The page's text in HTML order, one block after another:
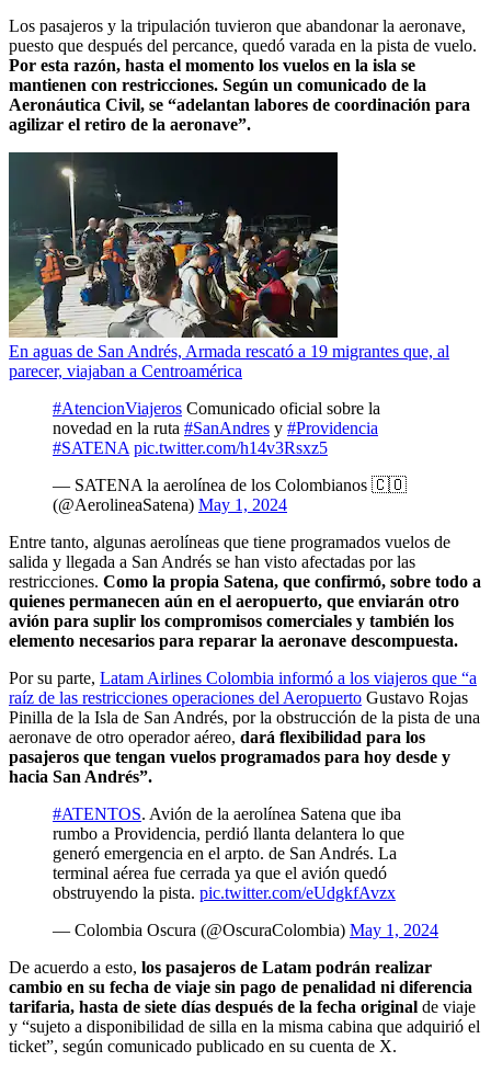
Los pasajeros y la tripulación tuvieron que abandonar la aeronave,
puesto que después del percance, quedó varada en la pista de vuelo.
Por esta razón, hasta el momento los vuelos en la isla se
mantienen con restricciones. Según un comunicado de la
Aeronáutica Civil, se “adelantan labores de coordinación para
agilizar el retiro de la aeronave”.
En aguas de San Andrés, Armada rescató a 19 migrantes que, al
parecer, viajaban a Centroamérica
#AtencionViajeros Comunicado oficial sobre la
novedad en la ruta #SanAndres y #Providencia
#SATENA pic.twitter.com/h14v3Rsxz5
— SATENA la aerolínea de los Colombianos 🇨🇴
(@AerolineaSatena) May 1, 2024
Entre tanto, algunas aerolíneas que tiene programados vuelos de
salida y llegada a San Andrés se han visto afectadas por las
restricciones. Como la propia Satena, que confirmó, sobre todo a
quienes permanecen aún en el aeropuerto, que enviarán otro
avión para suplir los compromisos comerciales y también los
elemento necesarios para reparar la aeronave descompuesta.
Por su parte, Latam Airlines Colombia informó a los viajeros que “a
raíz de las restricciones operaciones del Aeropuerto Gustavo Rojas
Pinilla de la Isla de San Andrés, por la obstrucción de la pista de una
aeronave de otro operador aéreo, dará flexibilidad para los
pasajeros que tengan vuelos programados para hoy desde y
hacia San Andrés”.
#ATENTOS. Avión de la aerolínea Satena que iba
rumbo a Providencia, perdió llanta delantera lo que
generó emergencia en el arpto. de San Andrés. La
terminal aérea fue cerrada ya que el avión quedó
obstruyendo la pista. pic.twitter.com/eUdgkfAvzx
— Colombia Oscura (@OscuraColombia) May 1, 2024
De acuerdo a esto, los pasajeros de Latam podrán realizar
cambio en su fecha de viaje sin pago de penalidad ni diferencia
tarifaria, hasta de siete días después de la fecha original de viaje
y “sujeto a disponibilidad de silla en la misma cabina que adquirió el
ticket”, según comunicado publicado en su cuenta de X.